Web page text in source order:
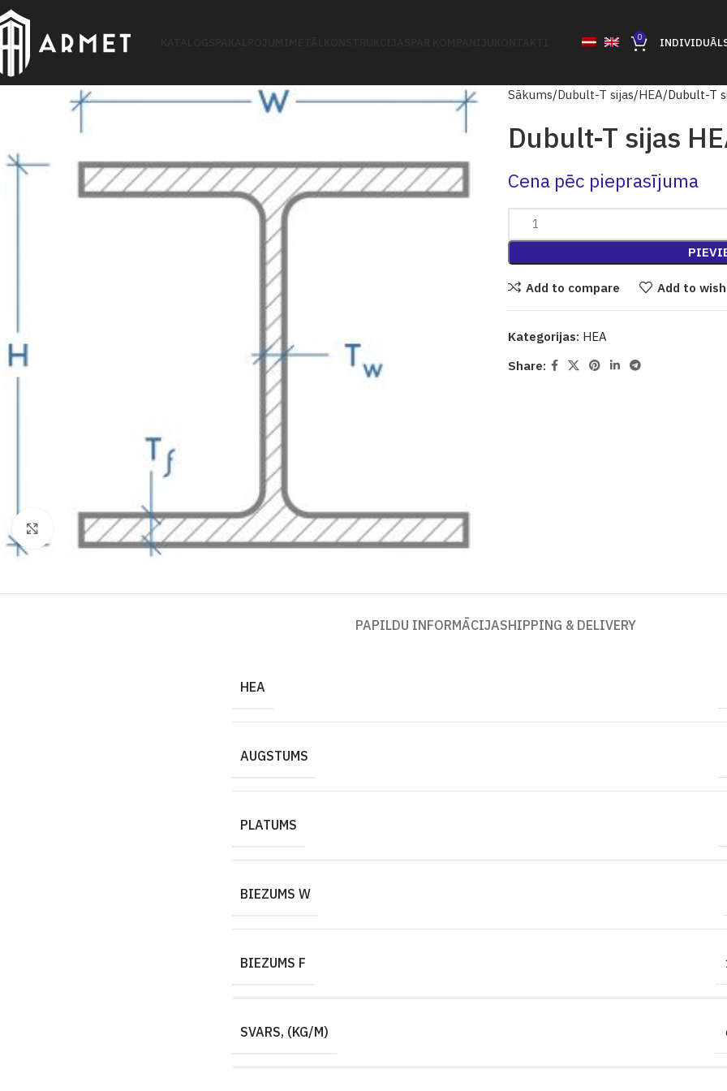
0
Click to enlarge
Sākums Dubult-T sijas HEA Dubult-T
Dubult-T sijas
Cena pēc pieprasījuma
Add to compare Add to
Kategorijas: HEA
Share:
PAPILDU INFORMĀCIJASHIPPING & DELIVERY
HEA
AUGSTUMS
PLATUMS
BIEZUMS W
BIEZUMS F
SVARS, (KG/M)